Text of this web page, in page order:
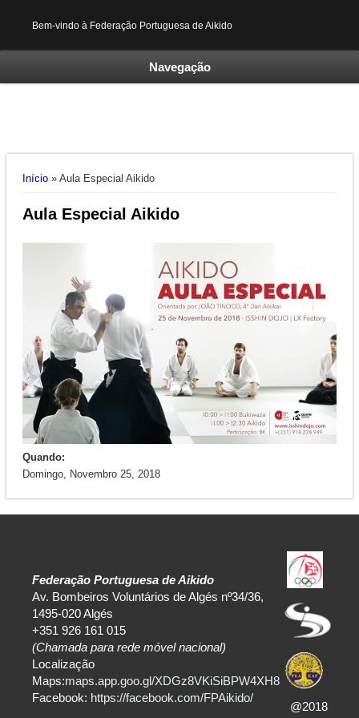
Bem-vindo à Federação Portuguesa de Aikido
Navegação
Está aqui
Início» Aula Especial Aikido
Aula Especial Aikido
Quando:
Domingo, Novembro 25, 2018
Federação Portuguesa de Aikido
Av. Bombeiros Voluntários de Algés nº34/36,
1495-020 Algés
+351 926 161 015
(Chamada para rede móvel nacional)
Localização
Maps:maps.app.goo.gl/XDGz8VKiSiBPW4XH8
Facebook: https://facebook.com/FPAikido/
@2018